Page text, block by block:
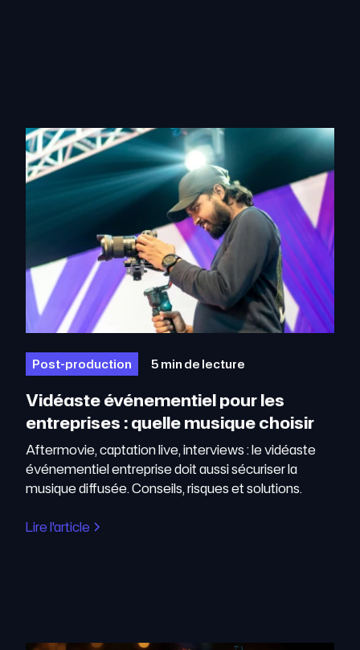
Post-production 5 min de lecture
Vidéaste événementiel pour les
entreprises : quelle musique choisir
Aftermovie, captation live, interviews : le vidéaste
événementiel entreprise doit aussi sécuriser la
musique diffusée. Conseils, risques et solutions.
Lire l'article